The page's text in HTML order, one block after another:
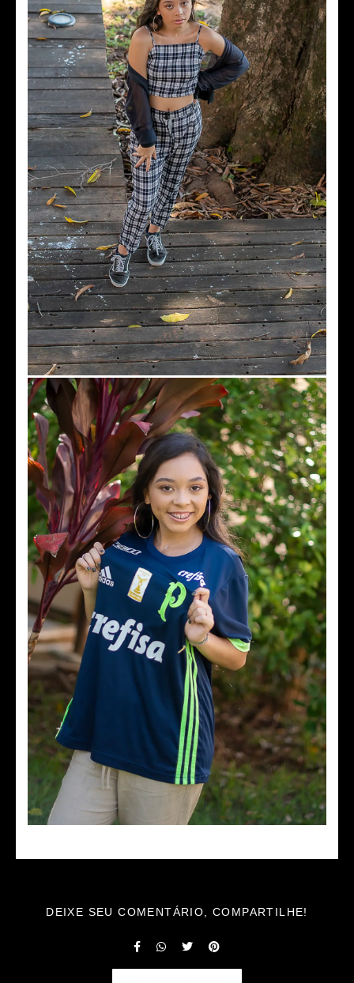
DEIXE SEU COMENTÁRIO, COMPARTILHE!